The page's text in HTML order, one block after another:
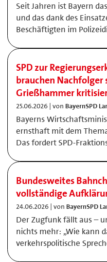
Seit Jahren ist Bayern
und das dank des
Beschäftigten im
SPD zur
brauchen
Grießhammer
25.06.2026 | von BayernSPD
Bayerns
ernsthaft mit dem
Das fordert SPD-
Bundesweites
vollständige
24.06.2026 | von BayernSPD
Der Zugfunk fällt aus –
nichts mehr: „Wie kann
verkehrspolitische